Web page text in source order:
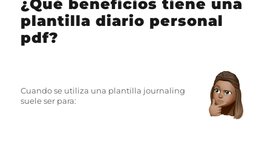
¿Qué beneficios tiene una
plantilla diario personal
pdf?
Cuando se utiliza una plantilla journaling
suele ser para: